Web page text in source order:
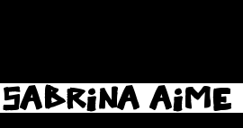
SABRINA AIME